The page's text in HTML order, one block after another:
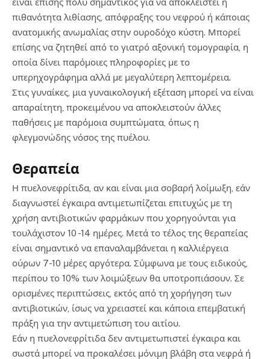
είναι επίσης πολύ σημαντικός για να αποκλειστεί η
πιθανότητα λιθίασης, απόφραξης του νεφρού ή κάποιας
ανατομικής ανωμαλίας στην ουροδόχο κύστη. Μπορεί
επίσης να ζητηθεί από το γιατρό αξονική τομογραφία, η
οποία δίνει παρόμοιες πληροφορίες με το
υπερηχογράφημα αλλά με μεγαλύτερη λεπτομέρεια.
Στις γυναίκες, μια γυναικολογική εξέταση μπορεί να είναι
απαραίτητη, προκειμένου να αποκλειστούν άλλες
παθήσεις με παρόμοια συμπτώματα, όπως η
φλεγμονώδης νόσος της πυέλου.
Θεραπεία
Η πυελονεφρίτιδα, αν και είναι μια σοβαρή λοίμωξη, εάν
διαγνωστεί έγκαιρα αντιμετωπίζεται επιτυχώς με τη
χρήση αντιβιοτικών φαρμάκων που χορηγούνται για
τουλάχιστον 10 -14 ημέρες. Μετά το τέλος της θεραπείας
είναι σημαντικό να επαναλαμβάνεται η καλλιέργεια
ούρων 7-10 μέρες αργότερα. Σύμφωνα με τους ειδικούς,
περίπου το 10% των λοιμώξεων θα υποτροπιάσουν. Σε
ορισμένες περιπτώσεις, εκτός από τη χορήγηση των
αντιβιοτικών, ίσως να χρειαστεί και κάποια επεμβατική
πράξη για την αντιμετώπιση του αιτίου.
Εάν η πυελονεφρίτιδα δεν αντιμετωπιστεί έγκαιρα και
σωστά μπορεί να προκαλέσει μόνιμη βλάβη στα νεφρά ή